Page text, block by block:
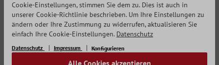
Cookie-Einstellungen, stimmen Sie dem zu. Dies ist auch in
unserer Cookie-Richtlinie beschrieben. Um Ihre Einstellungen zu
ändern oder Ihre Zustimmung zu widerrufen, aktualisieren Sie
einfach Ihre Cookie-Einstellungen. Datenschutz
Datenschutz Impressum Konfigurieren
Alle Cookies akzeptieren